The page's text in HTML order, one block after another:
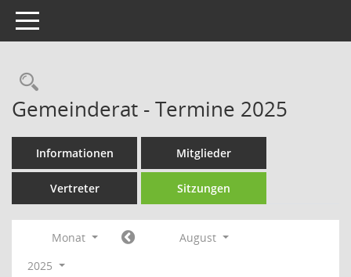
Toggle navigation
Rechercheauswahl
Gemeinderat - Termine 2025
Informationen Mitglieder
Vertreter Sitzungen
Monat
August
2025